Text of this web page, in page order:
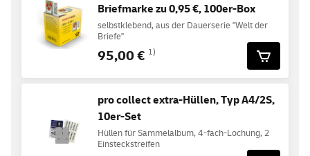
Briefmarke zu 0,95 €, 100er-Box
selbstklebend, aus der Dauerserie "Welt der
Briefe"
95,00 € 1)
pro collect extra-Hüllen, Typ A4/2S,
10er-Set
Hüllen für Sammelalbum, 4-fach-Lochung, 2
Einsteckstreifen